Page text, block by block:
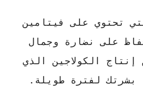
تحتوي على فيتامين
على نضارة وجمال
الكولاجين الذي
لفترة طويلة.